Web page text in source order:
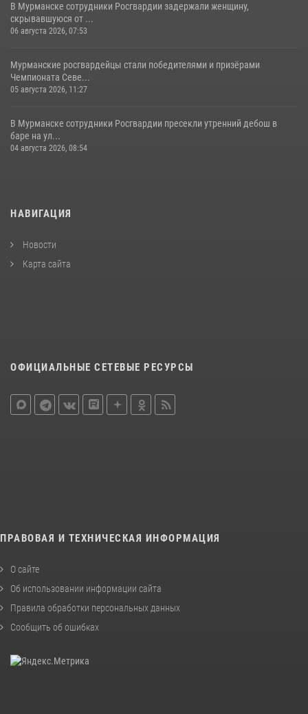
В Мурманске сотрудники Росгвардии задержали женщину,
скрывавшуюся от ...
06 августа 2026, 07:53
Мурманские росгвардейцы стали победителями и призёрами
Чемпионата Севе...
05 августа 2026, 11:27
В Мурманске сотрудники Росгвардии пресекли утренний дебош в
баре на ул...
04 августа 2026, 08:54
НАВИГАЦИЯ
Новости
Карта сайта
ОФИЦИАЛЬНЫЕ СЕТЕВЫЕ РЕСУРСЫ
ПРАВОВАЯ И ТЕХНИЧЕСКАЯ ИНФОРМАЦИЯ
О сайте
Об использовании информации сайта
Правила обработки персональных данных
Сообщить об ошибках